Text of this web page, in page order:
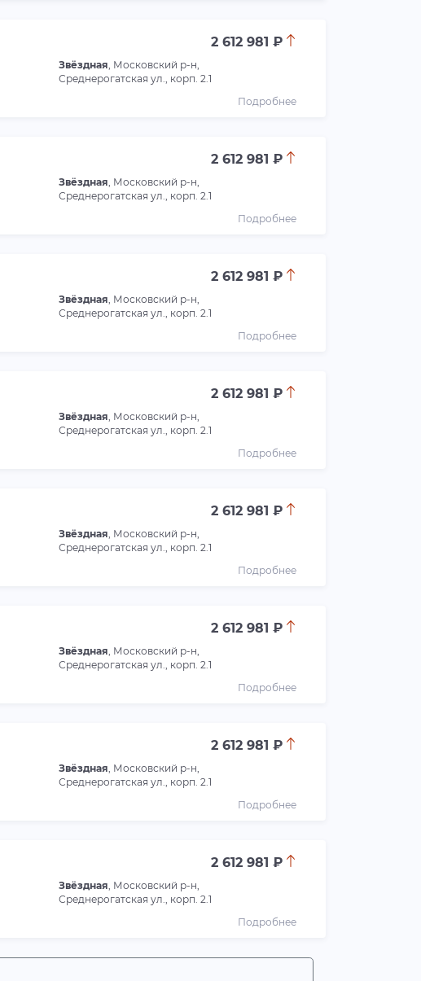
2 612 981 ₽
Звёздная, Московский р-н,
Среднерогатская ул., корп. 2.1
Подробнее
2 612 981 ₽
Звёздная, Московский р-н,
Среднерогатская ул., корп. 2.1
Подробнее
2 612 981 ₽
Звёздная, Московский р-н,
Среднерогатская ул., корп. 2.1
Подробнее
2 612 981 ₽
Звёздная, Московский р-н,
Среднерогатская ул., корп. 2.1
Подробнее
2 612 981 ₽
Звёздная, Московский р-н,
Среднерогатская ул., корп. 2.1
Подробнее
2 612 981 ₽
Звёздная, Московский р-н,
Среднерогатская ул., корп. 2.1
Подробнее
2 612 981 ₽
Звёздная, Московский р-н,
Среднерогатская ул., корп. 2.1
Подробнее
2 612 981 ₽
Звёздная, Московский р-н,
Среднерогатская ул., корп. 2.1
Подробнее